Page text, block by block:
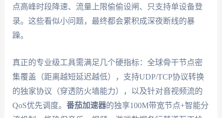
点高峰时段降速、流量上限偷偷设闸、只支持单设备登
录。这些看似小问题，最终都会累积成深夜断线的暴
躁。
真正的专业级工具需满足几个硬指标：全球骨干节点密
集覆盖（距离越短延迟越低），支持UDP/TCP协议转换
的独家协议（穿透防火墙能力），以及针对音视频流的
QoS优先调度。 番茄加速器的独享100M带宽节点+智能分